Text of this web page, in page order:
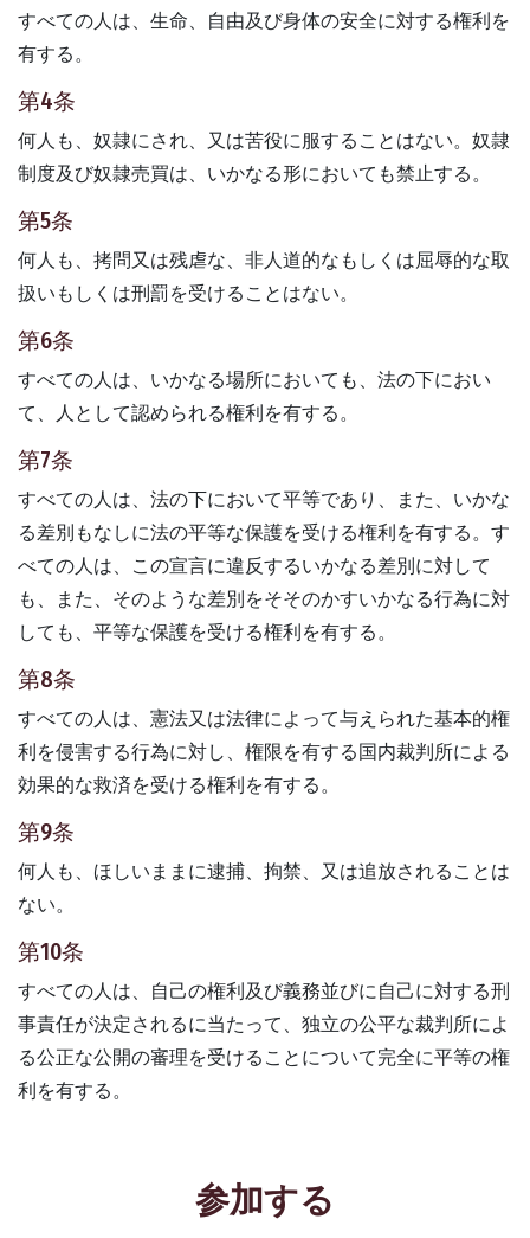
すべての人は、生命、自由及び身体の安全に対する権利を
有する。
第4条
何人も、奴隷にされ、又は苦役に服することはない。奴隷
制度及び奴隷売買は、いかなる形においても禁止する。
第5条
何人も、拷問又は残虐な、非人道的なもしくは屈辱的な取
扱いもしくは刑罰を受けることはない。
第6条
すべての人は、いかなる場所においても、法の下におい
て、人として認められる権利を有する。
第7条
すべての人は、法の下において平等であり、また、いかな
る差別もなしに法の平等な保護を受ける権利を有する。す
べての人は、この宣言に違反するいかなる差別に対して
も、また、そのような差別をそそのかすいかなる行為に対
しても、平等な保護を受ける権利を有する。
第8条
すべての人は、憲法又は法律によって与えられた基本的権
利を侵害する行為に対し、権限を有する国内裁判所による
効果的な救済を受ける権利を有する。
第9条
何人も、ほしいままに逮捕、拘禁、又は追放されることは
ない。
第10条
すべての人は、自己の権利及び義務並びに自己に対する刑
事責任が決定されるに当たって、独立の公平な裁判所によ
る公正な公開の審理を受けることについて完全に平等の権
利を有する。
参加する